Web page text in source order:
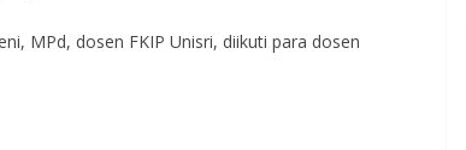
MPd, dosen FKIP Unisri, diikuti para dosen